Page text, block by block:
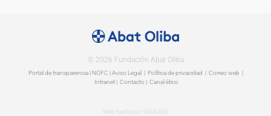
© 2026 Fundación Abat Oliba
Portal de transparencia| NOFC |Aviso Legal | Política de privacidad | Correo web |
Intranet| Contacto | Canal ético
Web hecha por ADAUGE